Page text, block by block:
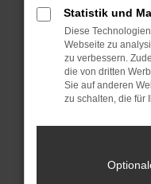
Starte dein
Das kann
Probleme zu
Stelle sicher,
sind.
unterstützt
Statistik und
Diese
Webseite zu
zu verbessern.
die von dritten
Sie auf anderen
zu schalten, die für